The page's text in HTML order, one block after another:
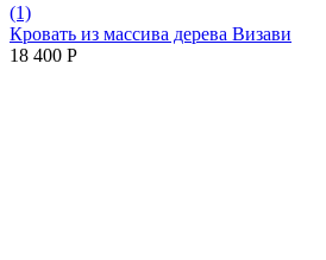
(1)
Кровать из массива дерева Визави
18 400 Р